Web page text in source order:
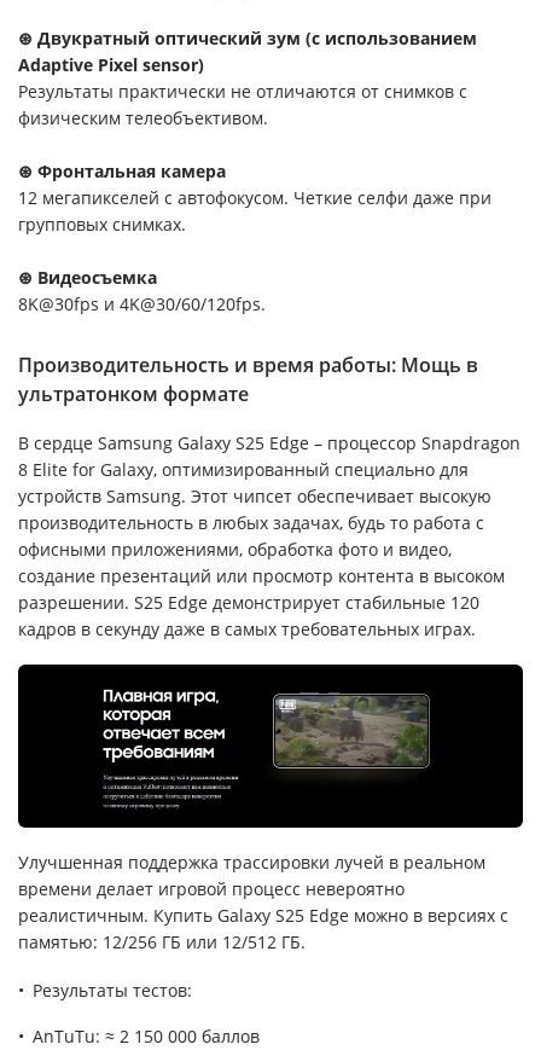
⊛ Двукратный оптический зум (с использованием
Adaptive Pixel sensor)
Результаты практически не отличаются от снимков с
физическим телеобъективом.
⊛ Фронтальная камера
12 мегапикселей с автофокусом. Четкие селфи даже при
групповых снимках.
⊛ Видеосъемка
8K@30fps и 4K@30/60/120fps.
Производительность и время работы: Мощь в
ультратонком формате
В сердце Samsung Galaxy S25 Edge – процессор Snapdragon
8 Elite for Galaxy, оптимизированный специально для
устройств Samsung. Этот чипсет обеспечивает высокую
производительность в любых задачах, будь то работа с
офисными приложениями, обработка фото и видео,
создание презентаций или просмотр контента в высоком
разрешении. S25 Edge демонстрирует стабильные 120
кадров в секунду даже в самых требовательных играх.
Улучшенная поддержка трассировки лучей в реальном
времени делает игровой процесс невероятно
реалистичным. Купить Galaxy S25 Edge можно в версиях с
памятью: 12/256 ГБ или 12/512 ГБ.
Результаты тестов:
AnTuTu: ≈ 2 150 000 баллов